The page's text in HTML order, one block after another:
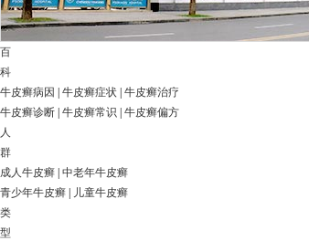
百
科
牛皮癣病因
牛皮癣症状 牛皮癣治疗
牛皮癣诊断 牛皮癣常识
牛皮癣偏方
人
群
成人牛皮癣 中老年牛皮癣
青少年牛皮癣
儿童牛皮癣
类
型